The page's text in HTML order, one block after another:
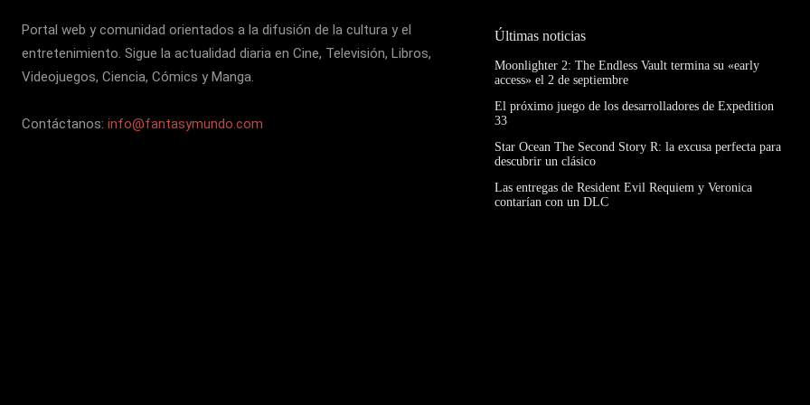
Portal web y comunidad orientados a la difusión de la cultura y el
entretenimiento. Sigue la actualidad diaria en Cine, Televisión, Libros,
Videojuegos, Ciencia, Cómics y Manga.
Contáctanos: info@fantasymundo.com
Últimas noticias
Moonlighter 2: The Endless Vault termina su «early
access» el 2 de septiembre
El próximo juego de los desarrolladores de Expedition
33
Star Ocean The Second Story R: la excusa perfecta para
descubrir un clásico
Las entregas de Resident Evil Requiem y Veronica
contarían con un DLC